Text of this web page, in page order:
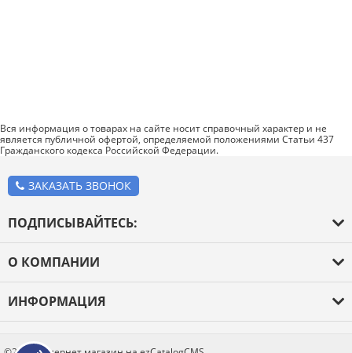
Вся информация о товарах на сайте носит справочный характер и не
является публичной офертой, определяемой положениями Статьи 437
Гражданского кодекса Российской Федерации.
ЗАКАЗАТЬ ЗВОНОК
ПОДПИСЫВАЙТЕСЬ:
О КОМПАНИИ
Новости
ИНФОРМАЦИЯ
Каталог товаров
Блог